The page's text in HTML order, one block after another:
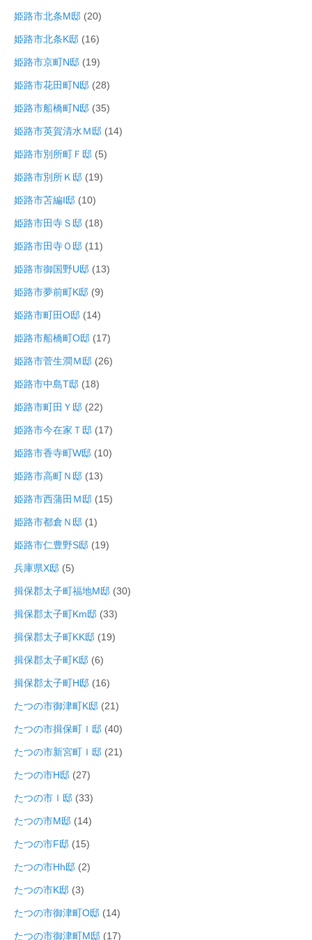
姫路市北条M邸 (20)
姫路市北条K邸 (16)
姫路市京町N邸 (19)
姫路市花田町N邸 (28)
姫路市船橋町N邸 (35)
姫路市英賀清水Ｍ邸 (14)
姫路市別所町Ｆ邸 (5)
姫路市別所Ｋ邸 (19)
姫路市苫編I邸 (10)
姫路市田寺Ｓ邸 (18)
姫路市田寺Ｏ邸 (11)
姫路市御国野U邸 (13)
姫路市夢前町K邸 (9)
姫路市町田O邸 (14)
姫路市船橋町O邸 (17)
姫路市菅生澗Ｍ邸 (26)
姫路市中島T邸 (18)
姫路市町田Ｙ邸 (22)
姫路市今在家Ｔ邸 (17)
姫路市香寺町W邸 (10)
姫路市高町Ｎ邸 (13)
姫路市西蒲田Ｍ邸 (15)
姫路市都倉Ｎ邸 (1)
姫路市仁豊野S邸 (19)
兵庫県X邸 (5)
揖保郡太子町福地M邸 (30)
揖保郡太子町Km邸 (33)
揖保郡太子町KK邸 (19)
揖保郡太子町K邸 (6)
揖保郡太子町H邸 (16)
たつの市御津町K邸 (21)
たつの市揖保町Ｉ邸 (40)
たつの市新宮町Ｉ邸 (21)
たつの市H邸 (27)
たつの市Ｉ邸 (33)
たつの市M邸 (14)
たつの市F邸 (15)
たつの市Hh邸 (2)
たつの市K邸 (3)
たつの市御津町O邸 (14)
たつの市御津町M邸 (17)